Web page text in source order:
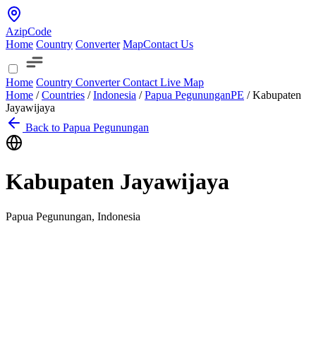
AzipCode
Home Country Converter MapContact Us
Home Country ConverterContact Live Map
Home / Countries / Indonesia / Papua PegununganPE / Kabupaten
Jayawijaya
Back to Papua Pegunungan
Kabupaten Jayawijaya
Papua Pegunungan, Indonesia